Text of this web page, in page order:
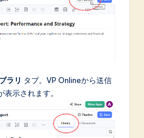
ラリ タブ。VP Onlineから送信
示されます。